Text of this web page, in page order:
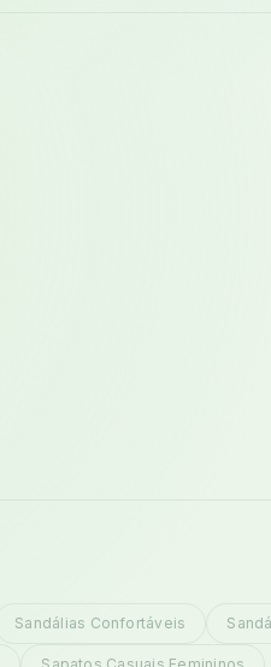
Sandálias Confortáveis